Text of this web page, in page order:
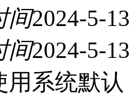
间2024-5-
间2024-5-
用系统默认